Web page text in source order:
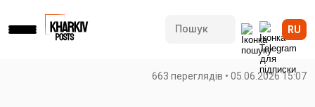
RU
663 переглядів • 05.06.2026 15:07